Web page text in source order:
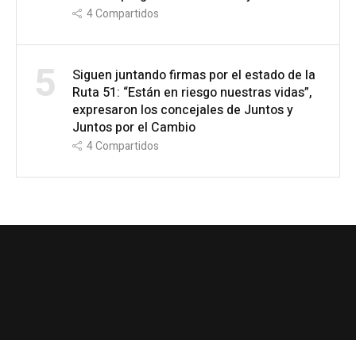
4Compartidos
5
Siguen juntando firmas por el estado de la
Ruta 51: “Están en riesgo nuestras vidas”,
expresaron los concejales de Juntos y
Juntos por el Cambio
4Compartidos